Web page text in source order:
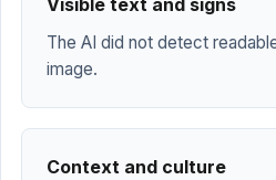
Visible text and signs
The AI did not detect
image.
Context and culture